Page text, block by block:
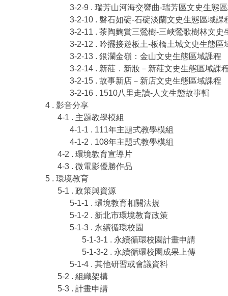
3-2-9 . 瑞芳山河海交響曲-瑞芳區文史生態
3-2-10 . 磐石如碇-石碇淡蘭文史生態區域課
3-2-11 . 茶陶麴賞三鶯樹-三峽鶯歌樹林文史
3-2-12 . 吟擺接遊板土-板橋土城文史生態區
3-2-13 . 銀瀾金嶺：金山文史生態區域課程
3-2-14 . 新莊．新妝－新莊文史生態區域課
3-2-15 . 故事新店－新店文史生態區域課程
3-2-16 . 1510八里走讀-人文生態故事輯
4 . 影音分享
4-1 . 主題教學模組
4-1-1 . 111年主題式教學模組
4-1-2 . 108年主題式教學模組
4-2 . 環境教育宣導片
4-3 . 微電影優勝作品
5 . 環境教育
5-1 . 政策與資源
5-1-1 . 環境教育相關法規
5-1-2 . 新北市環境教育政策
5-1-3 . 永續循環校園
5-1-3-1 . 永續循環校園計畫申請
5-1-3-2 . 永續循環校園成果上傳
5-1-4 . 其他研習或會議資料
5-2 . 組織架構
5-3 . 計畫申請